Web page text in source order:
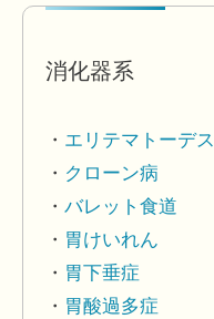
消化器系
エリテマトーデス
クローン病
バレット食道
胃けいれん
胃下垂症
胃酸過多症